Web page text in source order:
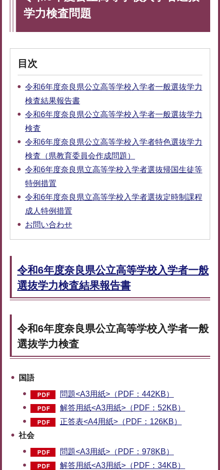
学力検査問題
目次
令和6年度奈良県公立高等学校入学者一般選抜学力
検査結果報告書
令和6年度奈良県公立高等学校入学者一般選抜学力
検査
令和6年度奈良県公立高等学校入学者特色選抜学力
検査（県教育委員会作成問題）
令和6年度奈良県立高等学校入学者選抜帰国生徒等
特例措置
令和6年度奈良県立高等学校入学者選抜定時制課程
成人特例措置
お問い合わせ
令和6年度奈良県公立高等学校入学者一般
選抜学力検査結果報告書
令和6年度奈良県公立高等学校入学者一般
選抜学力検査
国語
問題<A3用紙>（PDF：442KB）
解答用紙<A3用紙>（PDF：52KB）
正答表<A4用紙>（PDF：126KB）
社会
問題<A3用紙>（PDF：978KB）
解答用紙<A3用紙>（PDF：34KB）